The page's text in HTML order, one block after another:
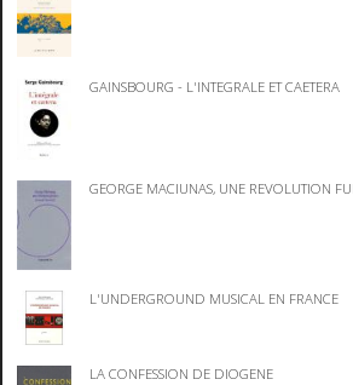
GAINSBOURG - L'INTEGRALE ET CAETERA
GEORGE MACIUNAS, UNE REVOLUTION
L'UNDERGROUND MUSICAL EN FRANCE
LA CONFESSION DE DIOGENE